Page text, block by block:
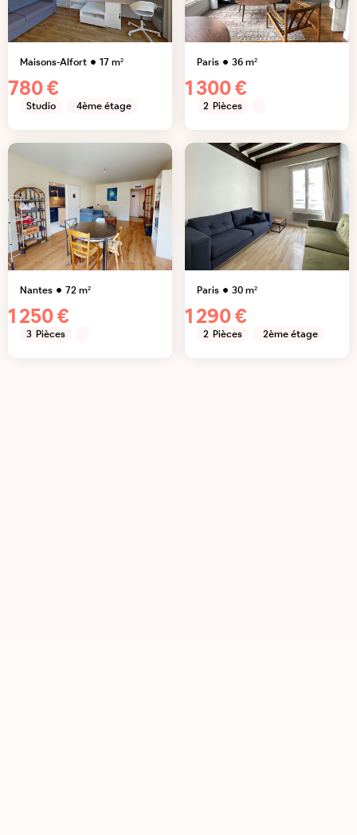
Maisons-Alfort 17m²
780 €
Studio 4ème étage
Paris 36m²
1 300 €
2 Pièces
Nantes 72m²
1 250 €
3 Pièces
Paris 30m²
1 290 €
2 Pièces 2ème étage